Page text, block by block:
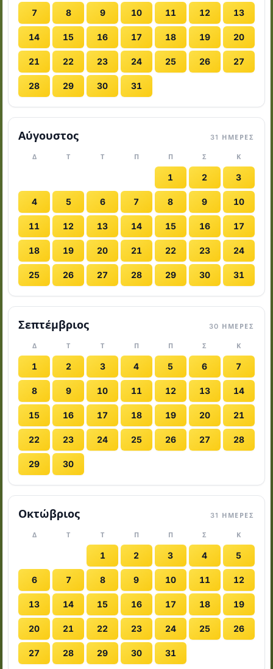
7 8 9 10 11 12 13
14 15 16 17 18 19 20
21 22 23 24 25 26 27
28 29 30 31
Αύγουστος 31 ΗΜΈΡΕΣ
Δ Τ Τ Π Π Σ Κ
1 2 3
4 5 6 7 8 9 10
11 12 13 14 15 16 17
18 19 20 21 22 23 24
25 26 27 28 29 30 31
Σεπτέμβριος 30 ΗΜΈΡΕΣ
Δ Τ Τ Π Π Σ Κ
1 2 3 4 5 6 7
8 9 10 11 12 13 14
15 16 17 18 19 20 21
22 23 24 25 26 27 28
29 30
Οκτώβριος 31 ΗΜΈΡΕΣ
Δ Τ Τ Π Π Σ Κ
1 2 3 4 5
6 7 8 9 10 11 12
13 14 15 16 17 18 19
20 21 22 23 24 25 26
27 28 29 30 31